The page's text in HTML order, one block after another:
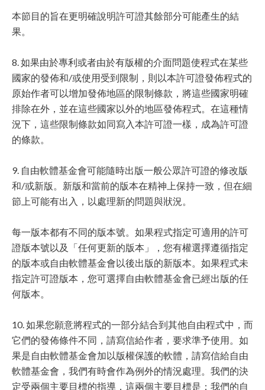
本節目的旨在更明確說明許可證其餘部分可能產生的結
果。
8. 如果由於專利或者由於有版權的介面問題使程式在某些
國家的發佈和/或使用受到限制，則以本許可證發佈程式的
原始作者可以增加發佈地區的限制條款，將這些國家明確
排除在外，並在這些國家以外的地區發佈程式。在這種情
況下，這些限制條款如同寫入本許可證一樣，成為許可證
的條款。
9. 自由軟體基金會可能隨時出版一般公眾許可證的修改版
和/或新版。新版和當前的版本在精神上保持一致，但在細
節上可能有出入，以處理新的問題與狀況。
每一版本都有不同的版本號。如果程式指定可適用的許可
證版本號以及「任何更新的版本」，您有權選擇遵循指定
的版本或自由軟體基金會以後出版的新版本。如果程式未
指定許可證版本，您可選擇自由軟體基金會已經出版的任
何版本。
10. 如果您願意將程式的一部分結合到其他自由程式中，而
它們的發佈條件不同，請寫信給作者，要求準予使用。如
果是自由軟體基金會加以版權保護的軟體，請寫信給自由
軟體基金會，我們有時會作為例外的情況處理。我們的決
定受兩個主要目標的指導，這兩個主要目標是：我們的自